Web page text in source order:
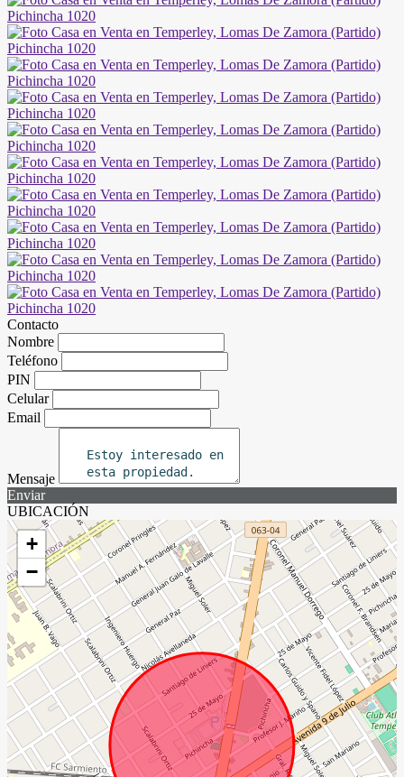
Contacto
Nombre
Teléfono
PIN
Celular
Email
Mensaje
Enviar
UBICACIÓN
+
−